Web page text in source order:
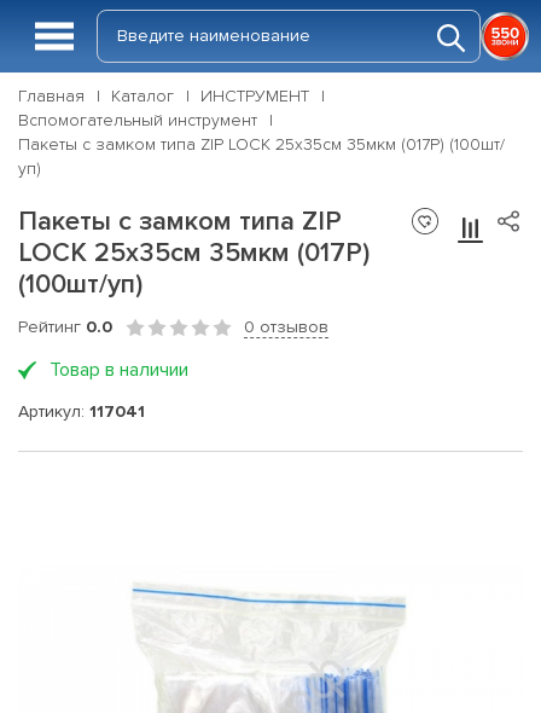
Главная Каталог
ИНСТРУМЕНТ
Вспомогательный инструмент
Пакеты с замком типа ZIP LOCK 25х35см 35мкм (017Р) (100шт/
уп)
Пакеты с замком типа ZIP
LOCK 25х35см 35мкм (017Р)
(100шт/уп)
Рейтинг 0.0 0 отзывов
Товар в наличии
Артикул: 117041